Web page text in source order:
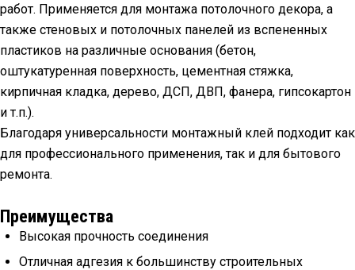
работ. Применяется для монтажа потолочного декора, а
также стеновых и потолочных панелей из вспененных
пластиков на различные основания (бетон,
оштукатуренная поверхность, цементная стяжка,
кирпичная кладка, дерево, ДСП, ДВП, фанера, гипсокартон
и т.п.).
Благодаря универсальности монтажный клей подходит как
для профессионального применения, так и для бытового
ремонта.
Преимущества
Высокая прочность соединения
Отличная адгезия к большинству строительных